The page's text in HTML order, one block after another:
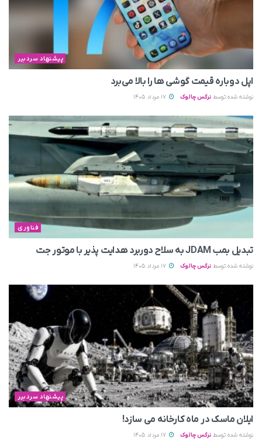
پیشنهاد سردبیر
اپل دوباره قیمت‌ گوشی ها را بالا می‌برد
نوشته شده توسط نرگس چالوک
فناوری
تبدیل بمب JDAM به سلاح دوربرد هدایت پذیر با موتور جت
نوشته شده توسط نرگس چالوک
پیشنهاد سردبیر
ایلان ماسک در ماه کارخانه می سازد!
نوشته شده توسط نرگس چالوک